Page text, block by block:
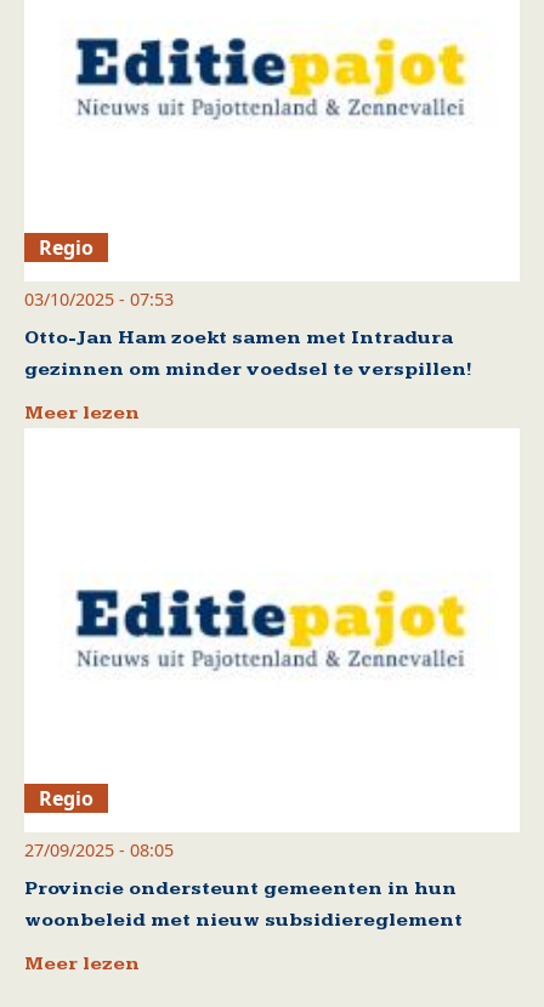
Regio
03/10/2025 - 07:53
Otto-Jan Ham zoekt samen met Intradura
gezinnen om minder voedsel te verspillen!
Meer lezen
Regio
27/09/2025 - 08:05
Provincie ondersteunt gemeenten in hun
woonbeleid met nieuw subsidiereglement
Meer lezen